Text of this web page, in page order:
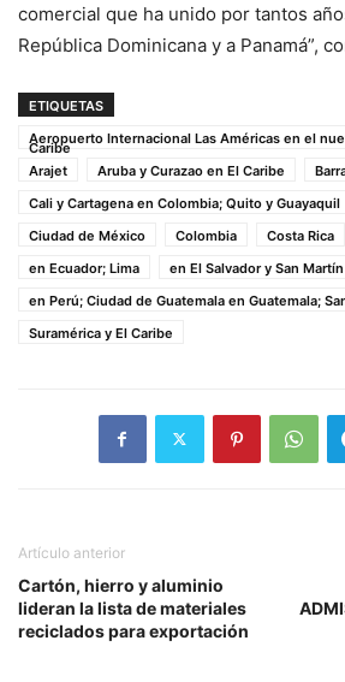
comercial que ha unido por tantos
República Dominicana y a Panamá”,
ETIQUETAS
Aeropuerto Internacional Las Américas en el
Caribe
Arajet
Aruba y Curazao en El Caribe
Cali y Cartagena en Colombia; Quito y Guayaquil
Ciudad de México
Colombia Costa Rica
en Ecuador; Lima
en El Salvador y San Martín
en Perú; Ciudad de Guatemala en Guatemala;
Suramérica y El Caribe
Artículo anterior
Cartón, hierro y aluminio
lideran la lista de materiales
reciclados para exportación